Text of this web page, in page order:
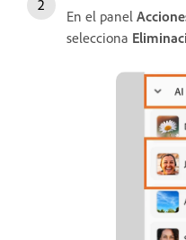
En el panel
selecciona